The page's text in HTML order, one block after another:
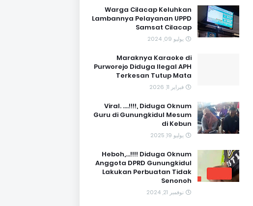
Warga Cilacap Keluhkan
Lambannya Pelayanan UPPD
Samsat Cilacap
يوليو 09, 2024
Maraknya Karaoke di
Purworejo Diduga Ilegal APH
Terkesan Tutup Mata
فبراير 11, 2026
Viral. ....!!!!, Diduga Oknum
Guru di Gunungkidul Mesum
di Kebun
يوليو 19, 2025
Heboh,...!!!! Diduga Oknum
Anggota DPRD Gunungkidul
Lakukan Perbuatan Tidak
Senonoh
نوفمبر 21, 2024